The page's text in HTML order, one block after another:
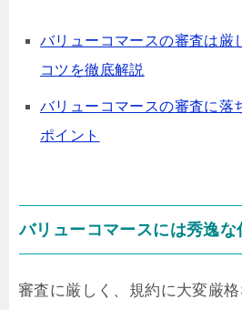
バリューコマースの審査は厳
コツを徹底解説
バリューコマースの審査に落
ポイント
バリューコマースには秀逸な
審査に厳しく、規約に大変厳